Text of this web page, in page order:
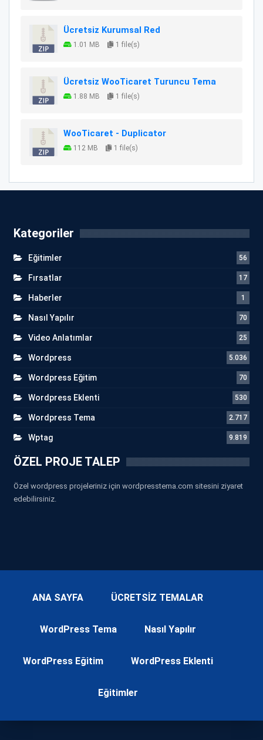
Ücretsiz Kurumsal Red
1.01 MB 1 file(s)
Ücretsiz WooTicaret Turuncu Tema
1.88 MB 1 file(s)
WooTicaret - Duplicator
112 MB 1 file(s)
Kategoriler
Eğitimler 56
Fırsatlar 17
Haberler 1
Nasıl Yapılır 70
Video Anlatımlar 25
Wordpress 5.036
Wordpress Eğitim 70
Wordpress Eklenti 530
Wordpress Tema 2.717
Wptag 9.819
ÖZEL PROJE TALEP
Özel wordpress projeleriniz için wordpresstema.com sitesini ziyaret
edebilirsiniz.
ANA SAYFA ÜCRETSİZ TEMALAR
WordPress Tema Nasıl Yapılır
WordPress Eğitim WordPress Eklenti
Eğitimler